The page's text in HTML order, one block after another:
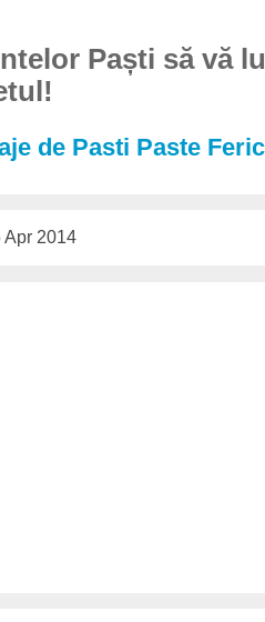
Paști să vă
de Pasti Paste
Apr 2014